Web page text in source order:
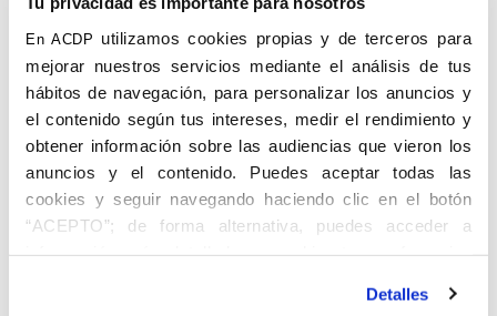
En ACDP utilizamos cookies propias y de terceros para
mejorar nuestros servicios mediante el análisis de tus
hábitos de navegación, para personalizar los anuncios y
el contenido según tus intereses, medir el rendimiento y
obtener información sobre las audiencias que vieron los
anuncios y el contenido. Puedes aceptar todas las
cookies y seguir navegando haciendo clic en el botón
“ACEPTO”; de forma alternativa, puedes acceder a
información más detallada y cambiar tus preferencias
en el botón "Personalizar". Para más información puedes
Detalles
Durán,
Enrique de
Autor
Centro de
adscripción
Barcelona
Fecha de
nacimiento
01/01/1896
Lugar de
Fecha de
defunción
Lugar de
defunción